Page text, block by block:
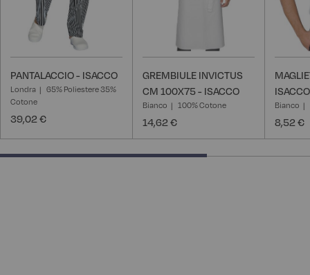
PANTALACCIO - ISACCO
Londra
65% Poliestere 35%
Cotone
39,02 €
GREMBIULE INVICTUS
CM 100X75 - ISACCO
Bianco 100% Cotone
14,62 €
ISACCO
Bianco
8,52 €
66.66666666666666% completed